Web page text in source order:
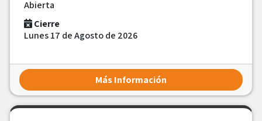
Abierta
Cierre
Lunes 17 de Agosto de 2026
Más Información